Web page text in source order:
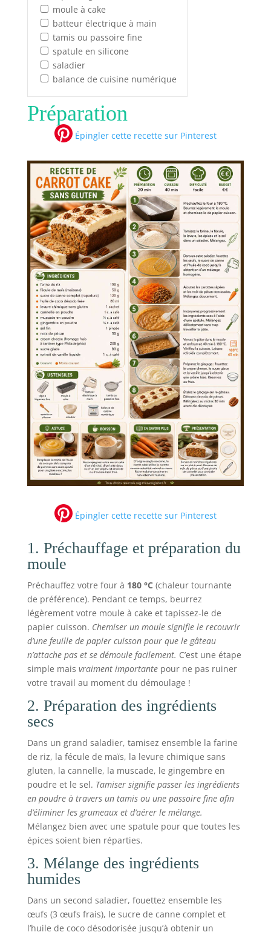
moule à cake
batteur électrique à main
tamis ou passoire fine
spatule en silicone
saladier
balance de cuisine numérique
Préparation
Épingler cette recette sur Pinterest
Épingler cette recette sur Pinterest
1. Préchauffage et préparation du
moule
Préchauffez votre four à 180 °C (chaleur tournante
de préférence). Pendant ce temps, beurrez
légèrement votre moule à cake et tapissez-le de
papier cuisson. Chemiser un moule signifie le recouvrir
d’une feuille de papier cuisson pour que le gâteau
n’attache pas et se démoule facilement. C’est une étape
simple mais vraiment importantepour ne pas ruiner
votre travail au moment du démoulage !
2. Préparation des ingrédients
secs
Dans un grand saladier, tamisez ensemble la farine
de riz, la fécule de maïs, la levure chimique sans
gluten, la cannelle, la muscade, le gingembre en
poudre et le sel. Tamiser signifie passer les ingrédients
en poudre à travers un tamis ou une passoire fine afin
d’éliminer les grumeaux et d’aérer le mélange.
Mélangez bien avec une spatule pour que toutes les
épices soient bien réparties.
3. Mélange des ingrédients
humides
Dans un second saladier, fouettez ensemble les
œufs (3 œufs frais), le sucre de canne complet et
l’huile de coco désodorisée jusqu’à obtenir un